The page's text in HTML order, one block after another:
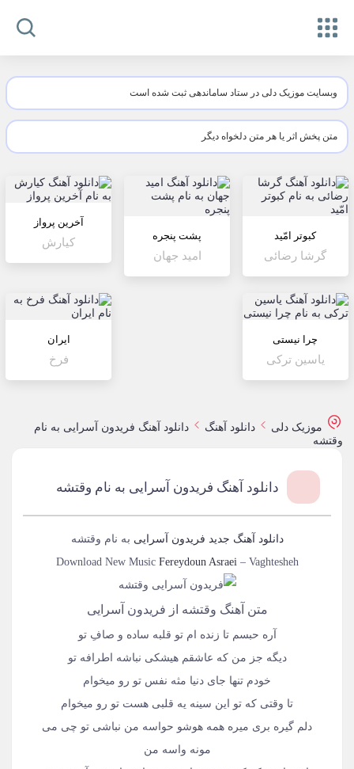
وبسایت موزیک دلی در ستاد ساماندهی ثبت شده است
متن پخش اثر یا هر متن دلخواه دیگر
کبوتر امّید
گرشا رضائی
پشت پنجره
امید جهان
آخرین پرواز
کیارش
چرا نیستی
یاسین ترکی
ایران
فرخ
موزیک دلی دانلود آهنگ
دانلود آهنگ فریدون آسرایی به نام
وقتشه
دانلود آهنگ فریدون آسرایی به نام وقتشه
دانلود آهنگ جدید فریدون آسرایی به نام وقتشه
Download New Music Fereydoun Asraei– Vaghtesheh
متن آهنگ وقتشه از فریدون آسرایی
آره حبسم تا زنده ام تو قلبه ساده و صافِ تو
دیگه جز من که عاشقم هیشکی نباشه اطرافه تو
خودم تنها جای دنیا مثه نفس تو رو میخوام
تا وقتی که تو این سینه یه قلبی هست تو رو میخوام
دلم گیره بری میره همه هوشو حواسه من نباشی تو چی می
مونه واسه من